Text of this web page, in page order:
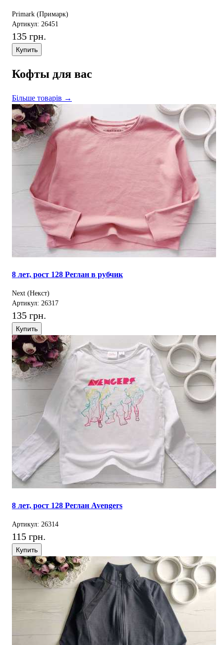
Primark (Примарк)
Артикул: 26451
135 грн.
Купить
Кофты для вас
Більше товарів →
8 лет, рост 128 Реглан в рубчик
Next (Некст)
Артикул: 26317
135 грн.
Купить
8 лет, рост 128 Реглан Avengers
Артикул: 26314
115 грн.
Купить